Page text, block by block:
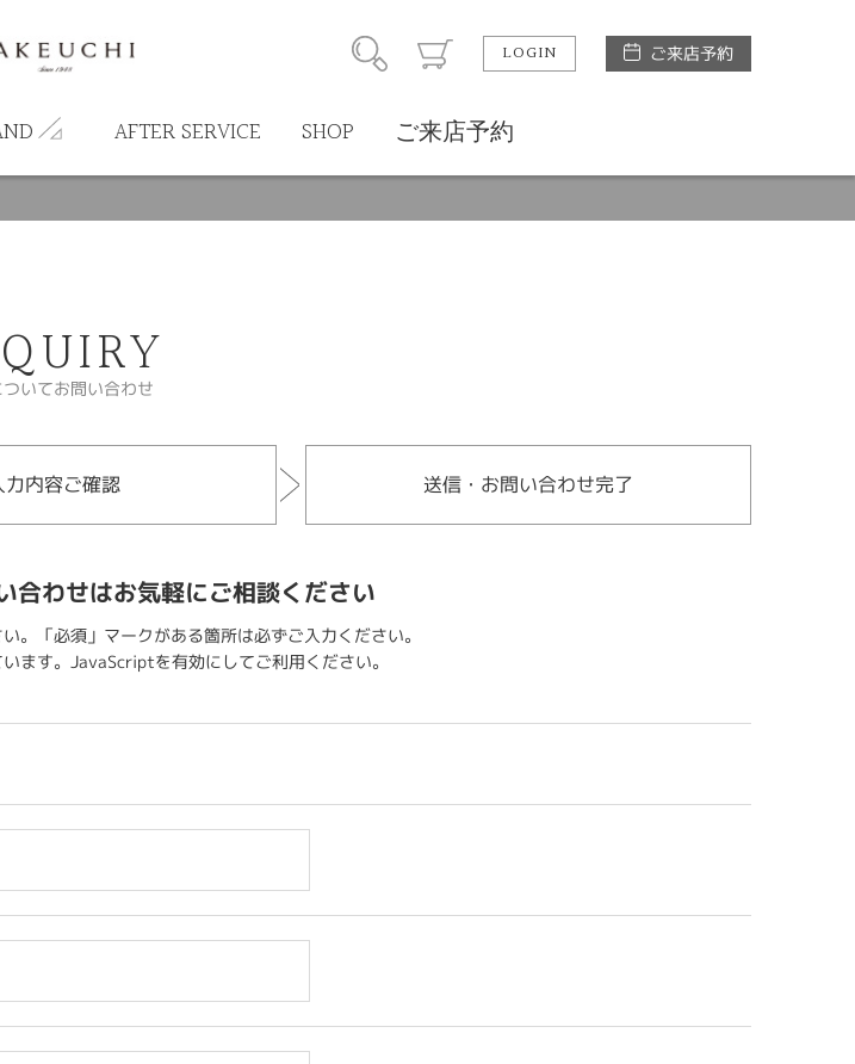
LOGIN ご来店予約
AFTER SERVICE SHOP ご来店予約
いてお問い合わせ
力内容ご確認 送信・お問い合わせ完了
合わせはお気軽にご相談ください
。「必須」マークがある箇所は必ずご入力ください。
ます。JavaScriptを有効にしてご利用ください。